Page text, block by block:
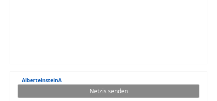
AlberteinsteinA
Netzis senden